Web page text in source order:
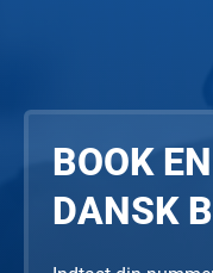
BOOK
DANSK